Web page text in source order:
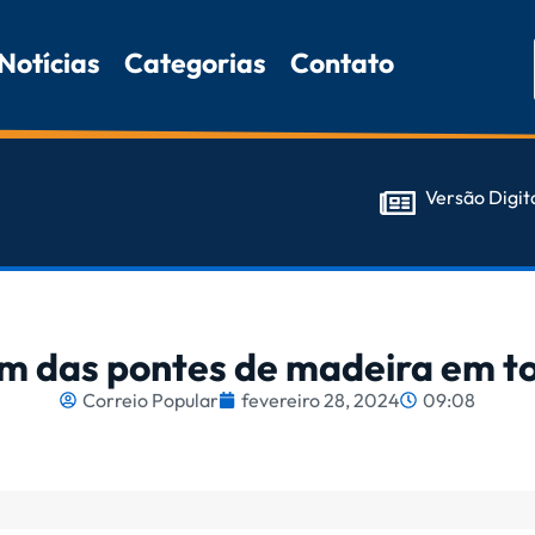
Categorias Contato
Versão
das pontes de madeira em
Correio Popular fevereiro 28, 2024 09:08